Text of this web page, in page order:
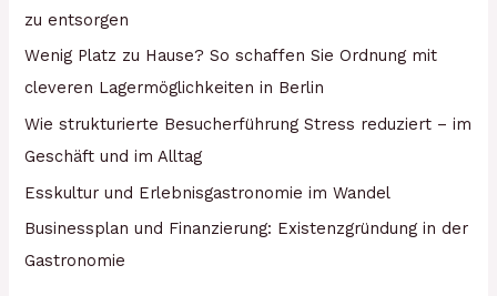
zu entsorgen
Wenig Platz zu Hause? So schaffen Sie Ordnung mit
cleveren Lagermöglichkeiten in Berlin
Wie strukturierte Besucherführung Stress reduziert – im
Geschäft und im Alltag
Esskultur und Erlebnisgastronomie im Wandel
Businessplan und Finanzierung: Existenzgründung in der
Gastronomie